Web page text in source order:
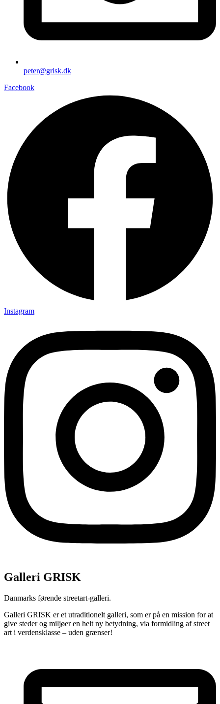
peter@grisk.dk
Facebook
Instagram
Galleri GRISK
Danmarks førende streetart-galleri.
Galleri GRISK er et utraditionelt galleri, som er på en mission for at
give steder og miljøer en helt ny betydning, via formidling af street
art i verdensklasse – uden grænser!